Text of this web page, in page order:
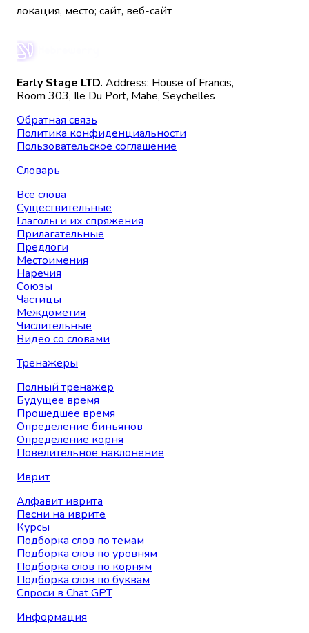
локация, место; сайт, веб-сайт
Early Stage LTD. Address: House of Francis,
Room 303, Ile Du Port, Mahe, Seychelles
Обратная связь
Политика конфиденциальности
Пользовательское соглашение
Словарь
Все слова
Существительные
Глаголы и их спряжения
Прилагательные
Предлоги
Местоимения
Наречия
Союзы
Частицы
Междометия
Числительные
Видео со словами
Тренажеры
Полный тренажер
Будущее время
Прошедшее время
Определение биньянов
Определение корня
Повелительное наклонение
Иврит
Алфавит иврита
Песни на иврите
Курсы
Подборка слов по темам
Подборка слов по уровням
Подборка слов по корням
Подборка слов по буквам
Спроси в Chat GPT
Информация